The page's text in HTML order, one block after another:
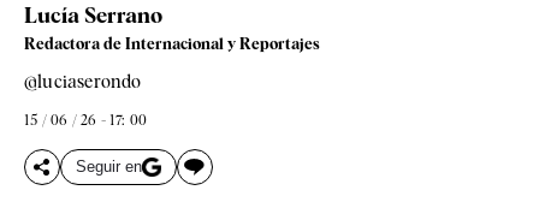
Lucía Serrano
Redactora de Internacional y Reportajes
@luciaserondo
15 / 06 / 26 - 17: 00
Seguir en